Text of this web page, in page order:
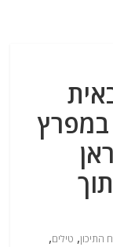
במפרץ
התיכון, טילים,